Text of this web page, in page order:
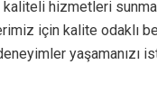
hizmetleri
için kalite
yaşamanızı